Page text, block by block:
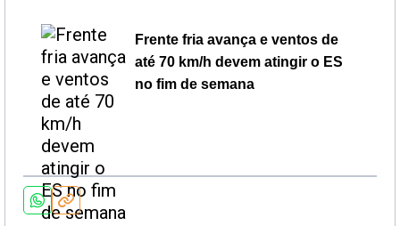
Frente fria avança e ventos de
até 70 km/h devem atingir o ES
no fim de semana